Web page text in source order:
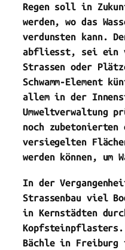
Regen soll in
werden, wo das
verdunsten kann.
abfliesst, sei ein
Strassen oder
Schwamm-Element
allem in der
Umweltverwaltung
noch zubetonierten
versiegelten
werden können, um
In der
Strassenbau viel
in Kernstädten
Kopfsteinpflasters.
Bächle in Freiburg